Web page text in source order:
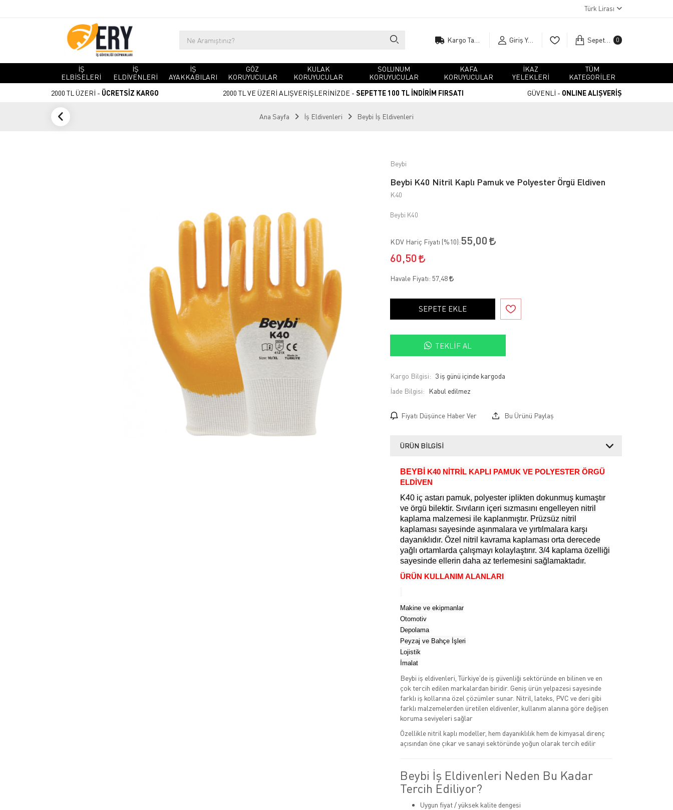
Türk Lirası
Giriş Yap Sepetim 0
İŞ
ELBİSELERİ
İŞ
ELDİVENLERİ
İŞ
AYAKKABILARI
GÖZ
KORUYUCULAR
KULAK
KORUYUCULAR
SOLUNUM
KORUYUCULAR
KAFA
KORUYUCULAR
İKAZ
YELEKLERİ
TÜM
KATEGORİLER
2000 TL ÜZERİ - ÜCRETSİZ KARGO 2000 TL VE ÜZERİ ALIŞVERİŞLERİNİZDE - SEPETTE 100 TL İNDİRİM FIRSATI GÜVENLİ - ONLINE ALIŞVERİŞ
Ana Sayfa İş Eldivenleri Beybi İş Eldivenleri
Beybi
Beybi K40 Nitril Kaplı Pamuk ve Polyester Örgü Eldiven
K40
Beybi K40
KDV Hariç Fiyatı (%10):55,00
60,50
Havale Fiyatı: 57,48
SEPETE EKLE
TEKLIF AL
Kargo Bilgisi: 3 iş günü içinde kargoda
İade Bilgisi:
Fiyatı Düşünce Haber Ver Bu Ürünü Paylaş
ÜRÜN BILGISI
BEYBİ K40NİTRİL KAPLI PAMUK VE POLYESTER ÖRGÜ
ELDİVEN
K40 iç astarı pamuk, polyester iplikten dokunmuş kumaştır
ve örgü bilektir. Sıvıların içeri sızmasını engelleyen nitril
kaplama malzemesi ile kaplanmıştır. Prüzsüz nitril
kaplaması sayesinde aşınmalara ve yırtılmalara karşı
dayanıklıdır. Özel nitril kavrama kaplaması orta derecede
yağlı ortamlarda çalışmayı kolaylaştırır. 3/4 kaplama özelliği
sayesinde ellerin daha az terlemesini sağlamaktadır.
ÜRÜN KULLANIM ALANLARI
Makine ve ekipmanlar
Otomotiv
Depolama
Peyzaj ve Bahçe İşleri
Lojistik
İmalat
Beybi iş eldivenleri, Türkiye’de iş güvenliği sektöründe en bilinen ve en
çok tercih edilen markalardan biridir. Geniş ürün yelpazesi sayesinde
farklı iş kollarına özel çözümler sunar. Nitril, lateks, PVC ve deri gibi
farklı malzemelerden üretilen eldivenler, kullanım alanına göre değişen
koruma seviyeleri sağlar
Özellikle nitril kaplı modeller, hem dayanıklılık hem de kimyasal direnç
açısından öne çıkar ve sanayi sektöründe yoğun olarak tercih edilir
Beybi İş Eldivenleri Neden Bu Kadar
Tercih Ediliyor?
Uygun fiyat / yüksek kalite dengesi